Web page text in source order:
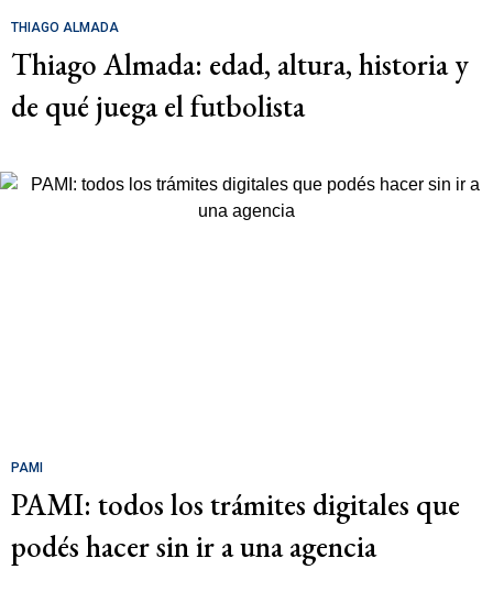
THIAGO ALMADA
Thiago Almada: edad, altura, historia y
de qué juega el futbolista
PAMI
PAMI: todos los trámites digitales que
podés hacer sin ir a una agencia